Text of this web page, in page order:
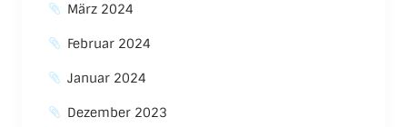
März 2024
Februar 2024
Januar 2024
Dezember 2023